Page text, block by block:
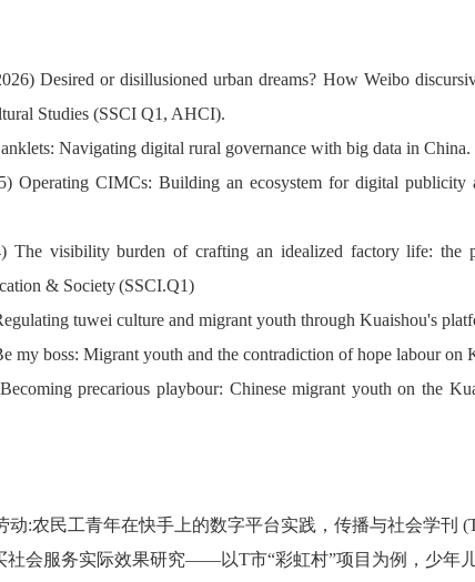
6) Desired or disillusioned urban dreams? How Weibo
Studies (SSCI Q1 , AHCI).
Navigating digital rural governance with big data in China.
CIMCs: Building an ecosystem for digital publicity
visibility burden of crafting an idealized factory life: the
& Society(SSCI.Q1)
tuwei culture and migrant youth through Kuaishou's
my boss: Migrant youth and the contradiction of hope labour on
precarious playbour: Chinese migrant youth on the
动:农民工青年在快手上的数字平台实践，传播与社会学刊
社会服务实际效果研究——以T市“彩虹村”项目为例，少年